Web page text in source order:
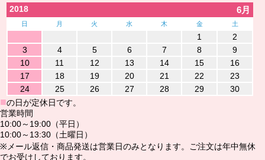
2018 6月
日 月 火 水 木 金 土
1
2
3
4 5 6 7 8
9
10
11 12 13 14 15
16
17
18 19 20 21 22
23
24
25 26 27 28 29 30
■の日が定休日です。
営業時間
10:00～19:00（平日）
10:00～13:30（土曜日）
※メール返信・商品発送は営業日のみとなります。ご注文は年中無休
でお受けしております。